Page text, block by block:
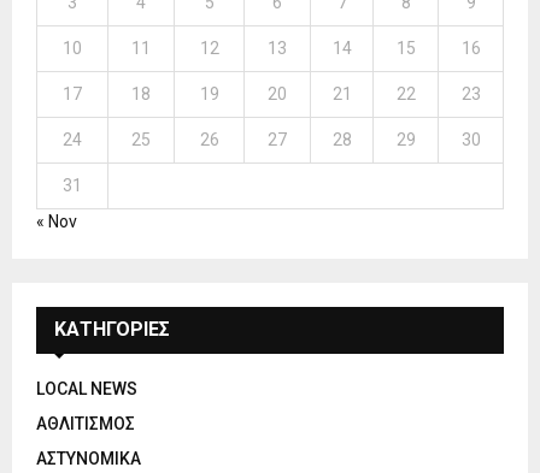
10 11 12 13 14 15 16
17 18 19 20 21 22 23
24 25 26 27 28 29 30
31
« Nov
ΚΑΤΗΓΟΡΙΕΣ
LOCAL NEWS
ΑΘΛΙΤΙΣΜΟΣ
ΑΣΤΥΝΟΜΙΚΑ